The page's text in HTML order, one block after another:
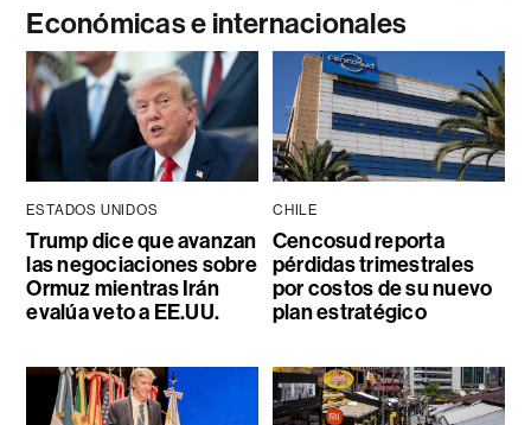
Económicas e internacionales
ESTADOS UNIDOS
Trump dice que avanzan
las negociaciones sobre
Ormuz mientras Irán
evalúa veto a EE.UU.
CHILE
Cencosud reporta
pérdidas trimestrales
por costos de su nuevo
plan estratégico